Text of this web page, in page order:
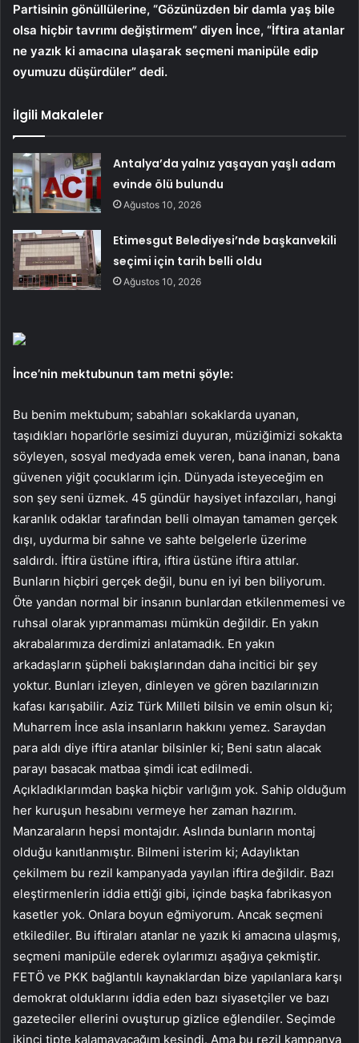
Partisinin gönüllülerine, “Gözünüzden bir damla yaş bile
olsa hiçbir tavrımı değiştirmem” diyen İnce, “İftira atanlar
ne yazık ki amacına ulaşarak seçmeni manipüle edip
oyumuzu düşürdüler” dedi.
İlgili Makaleler
Antalya’da yalnız yaşayan yaşlı adam
evinde ölü bulundu
Ağustos 10, 2026
Etimesgut Belediyesi’nde başkanvekili
seçimi için tarih belli oldu
Ağustos 10, 2026
İnce’nin mektubunun tam metni şöyle:
Bu benim mektubum; sabahları sokaklarda uyanan,
taşıdıkları hoparlörle sesimizi duyuran, müziğimizi sokakta
söyleyen, sosyal medyada emek veren, bana inanan, bana
güvenen yiğit çocuklarım için. Dünyada isteyeceğim en
son şey seni üzmek. 45 gündür haysiyet infazcıları, hangi
karanlık odaklar tarafından belli olmayan tamamen gerçek
dışı, uydurma bir sahne ve sahte belgelerle üzerime
saldırdı. İftira üstüne iftira, iftira üstüne iftira attılar.
Bunların hiçbiri gerçek değil, bunu en iyi ben biliyorum.
Öte yandan normal bir insanın bunlardan etkilenmemesi ve
ruhsal olarak yıpranmaması mümkün değildir. En yakın
akrabalarımıza derdimizi anlatamadık. En yakın
arkadaşların şüpheli bakışlarından daha incitici bir şey
yoktur. Bunları izleyen, dinleyen ve gören bazılarınızın
kafası karışabilir. Aziz Türk Milleti bilsin ve emin olsun ki;
Muharrem İnce asla insanların hakkını yemez. Saraydan
para aldı diye iftira atanlar bilsinler ki; Beni satın alacak
parayı basacak matbaa şimdi icat edilmedi.
Açıkladıklarımdan başka hiçbir varlığım yok. Sahip olduğum
her kuruşun hesabını vermeye her zaman hazırım.
Manzaraların hepsi montajdır. Aslında bunların montaj
olduğu kanıtlanmıştır. Bilmeni isterim ki; Adaylıktan
çekilmem bu rezil kampanyada yayılan iftira değildir. Bazı
eleştirmenlerin iddia ettiği gibi, içinde başka fabrikasyon
kasetler yok. Onlara boyun eğmiyorum. Ancak seçmeni
etkilediler. Bu iftiraları atanlar ne yazık ki amacına ulaşmış,
seçmeni manipüle ederek oylarımızı aşağıya çekmiştir.
FETÖ ve PKK bağlantılı kaynaklardan bize yapılanlara karşı
demokrat olduklarını iddia eden bazı siyasetçiler ve bazı
gazeteciler ellerini ovuşturup gizlice eğlendiler. Seçimde
ikinci tipte kalamayacağım kesindi. Ama bu rezil kampanya